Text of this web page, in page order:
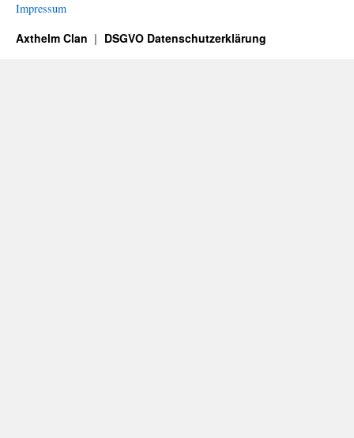
Impressum
Axthelm Clan DSGVO Datenschutzerklärung